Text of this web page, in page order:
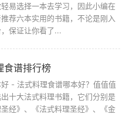
易选择一本去学习，因此小编在
荐六本实用的书籍，不论是刚入
保证让你看了...
食谱排行榜
- 法式料理食谱哪本好？值值值
十大法式料理书籍，它们分别是
圣经》、《法式料理圣经》、《金